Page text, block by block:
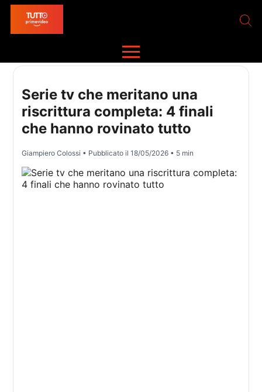
Serie tv che meritano una
riscrittura completa: 4 finali
che hanno rovinato tutto
Giampiero Colossi • Pubblicato il18/05/2026 • 5 min